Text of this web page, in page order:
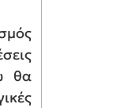
θα